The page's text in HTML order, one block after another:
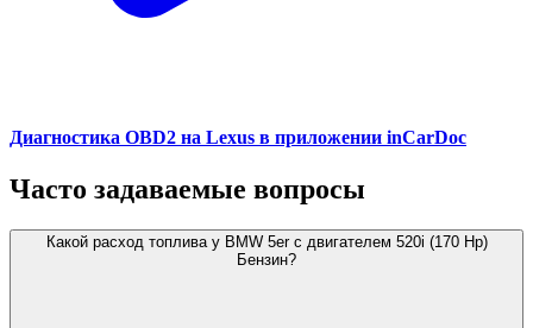
Диагностика OBD2 на Lexus в приложении inCarDoc
Часто задаваемые вопросы
Какой расход топлива у BMW 5er с двигателем 520i (170 Hp)
Бензин?